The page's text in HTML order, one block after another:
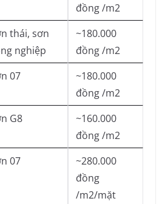
đồng /m2
thái, sơn
nghiệp
~180.000
đồng /m2
07
~180.000
đồng /m2
G8
~160.000
đồng /m2
07
~280.000
đồng
/m2/mặt